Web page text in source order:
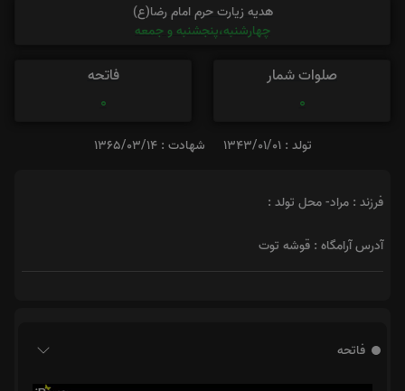
هدیه زیارت حرم امام رضا(ع)
چهارشنبه،پنجشنبه و جمعه
صلوات شمار
0
فاتحه
0
تولد : 1343/01/01 شهادت : 1365/03/14
فرزند : مراد- محل تولد :
آدرس آرامگاه : قوشه توت
فاتحه